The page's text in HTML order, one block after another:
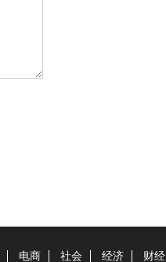
电商 社会 经济 财经